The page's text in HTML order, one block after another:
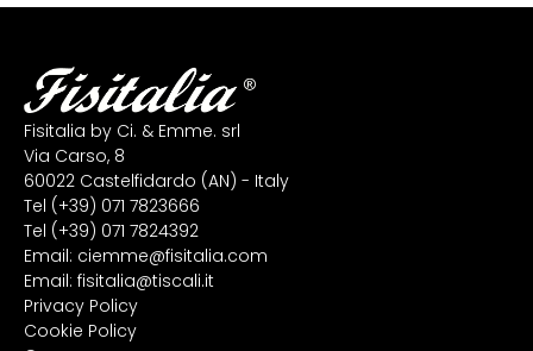
Fisitalia by Ci. & Emme. srl
Via Carso, 8
60022 Castelfidardo (AN) - Italy
Tel (+39) 071 7823666
Tel (+39) 071 7824392
Email: ciemme@fisitalia.com
Email: fisitalia@tiscali.it
Privacy Policy
Cookie Policy